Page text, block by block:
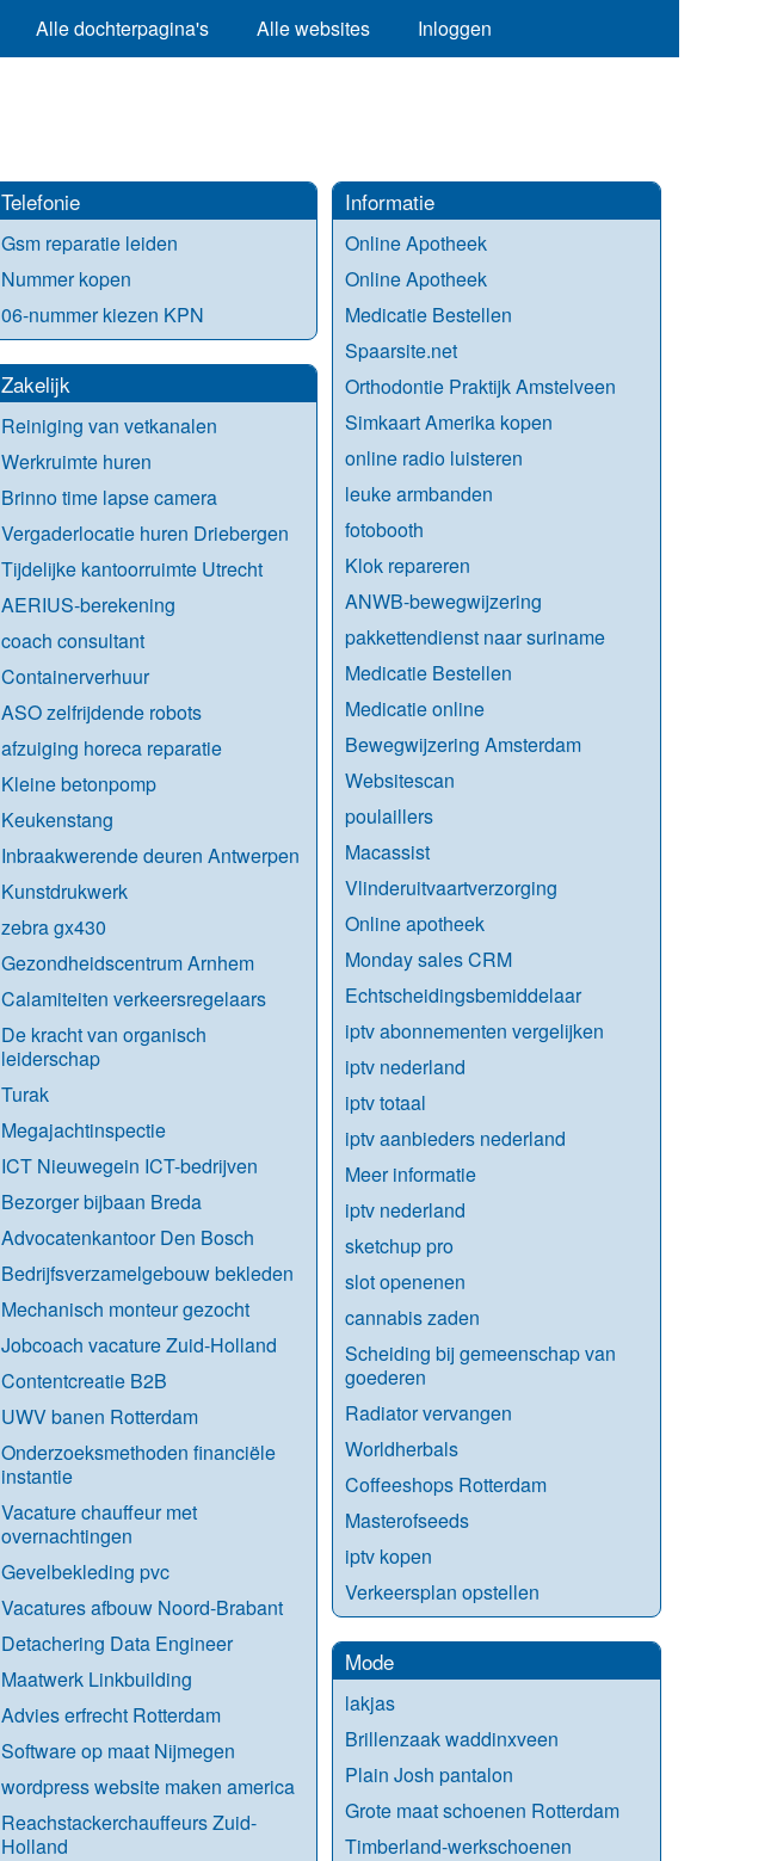
Alle dochterpagina's Alle websites Inloggen
Telefonie
Gsm reparatie leiden
Nummer kopen
06-nummer kiezen KPN
Zakelijk
Reiniging van vetkanalen
Werkruimte huren
Brinno time lapse camera
Vergaderlocatie huren Driebergen
Tijdelijke kantoorruimte Utrecht
AERIUS-berekening
coach consultant
Containerverhuur
ASO zelfrijdende robots
afzuiging horeca reparatie
Kleine betonpomp
Keukenstang
Inbraakwerende deuren Antwerpen
Kunstdrukwerk
zebra gx430
Gezondheidscentrum Arnhem
Calamiteiten verkeersregelaars
De kracht van organisch
leiderschap
Turak
Megajachtinspectie
ICT Nieuwegein ICT-bedrijven
Bezorger bijbaan Breda
Advocatenkantoor Den Bosch
Bedrijfsverzamelgebouw bekleden
Mechanisch monteur gezocht
Jobcoach vacature Zuid-Holland
Contentcreatie B2B
UWV banen Rotterdam
Onderzoeksmethoden financiële
instantie
Vacature chauffeur met
overnachtingen
Gevelbekleding pvc
Vacatures afbouw Noord-Brabant
Detachering Data Engineer
Maatwerk Linkbuilding
Advies erfrecht Rotterdam
Software op maat Nijmegen
wordpress website maken america
Reachstackerchauffeurs Zuid-
Holland
Informatie
Online Apotheek
Online Apotheek
Medicatie Bestellen
Spaarsite.net
Orthodontie Praktijk Amstelveen
Simkaart Amerika kopen
online radio luisteren
leuke armbanden
fotobooth
Klok repareren
ANWB-bewegwijzering
pakkettendienst naar suriname
Medicatie Bestellen
Medicatie online
Bewegwijzering Amsterdam
Websitescan
poulaillers
Macassist
Vlinderuitvaartverzorging
Online apotheek
Monday sales CRM
Echtscheidingsbemiddelaar
iptv abonnementen vergelijken
iptv nederland
iptv totaal
iptv aanbieders nederland
Meer informatie
iptv nederland
sketchup pro
slot openenen
cannabis zaden
Scheiding bij gemeenschap van
goederen
Radiator vervangen
Worldherbals
Coffeeshops Rotterdam
Masterofseeds
iptv kopen
Verkeersplan opstellen
Mode
lakjas
Brillenzaak waddinxveen
Plain Josh pantalon
Grote maat schoenen Rotterdam
Timberland-werkschoenen